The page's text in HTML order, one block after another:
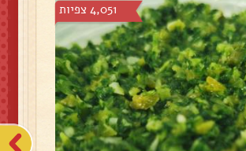
4,051 צפיות